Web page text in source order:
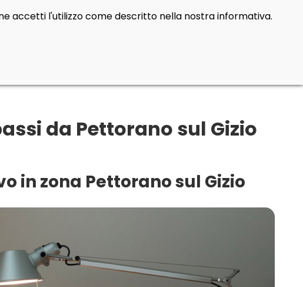
da Pettorano sul Gizio
in zona Pettorano sul Gizio
accetti l'utilizzo come descritto nella nostra informativa.